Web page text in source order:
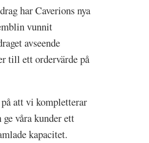
har Caverions nya
vunnit
avseende
till ett ordervärde på
att vi kompletterar
våra kunder ett
kapacitet.